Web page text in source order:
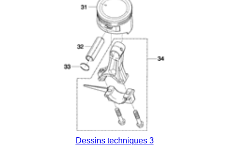
Dessins techniques 3